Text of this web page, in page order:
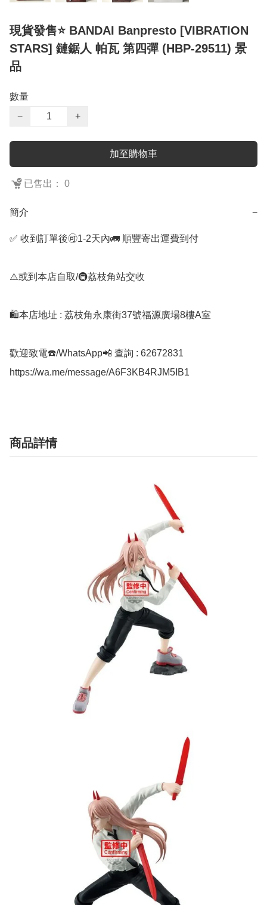
現貨發售⭐ BANDAI Banpresto [VIBRATION
STARS] 鏈鋸人 帕瓦 第四彈 (HBP-29511) 景
品
數量
−
+
加至購物車
已售出： 0
簡介 −
✅ 收到訂單後🉑1-2天內🚛 順豐寄出運費到付
⚠️或到本店自取/🚇荔枝角站交收
🛍️本店地址 : 荔枝角永康街37號福源廣場8樓A室
歡迎致電☎️/WhatsApp📲 查詢 : 62672831
https://wa.me/message/A6F3KB4RJM5IB1
商品詳情